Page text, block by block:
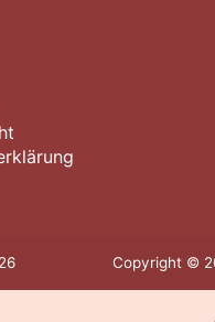
Copyright ©